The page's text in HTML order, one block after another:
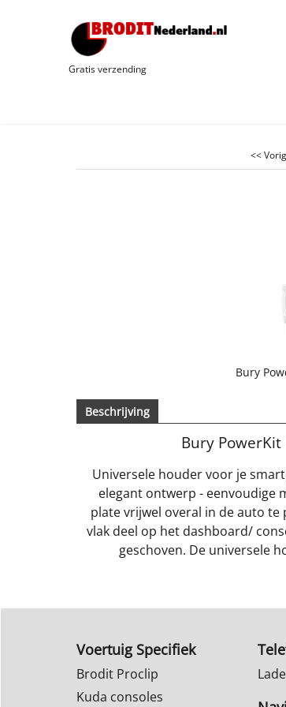
Gratis verzending
<<
Bury
Beschrijving
Bury PowerKit
Universele houder voor je
elegant ontwerp - eenvoudige
plate vrijwel overal in de auto
vlak deel op het dashboard/
geschoven. De universele
Voertuig Specifiek
Brodit Proclip
Kuda consoles